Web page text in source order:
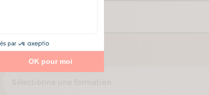
Formation*